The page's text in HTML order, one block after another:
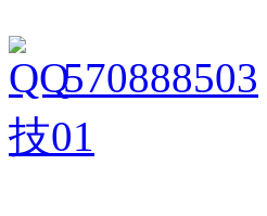
570888503
技01